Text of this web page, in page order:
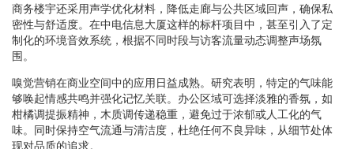
商务楼宇还采用声学优化材料，降低走廊与公共区域回声，确保私
密性与舒适度。在中电信息大厦这样的标杆项目中，甚至引入了定
制化的环境音效系统，根据不同时段与访客流量动态调整声场氛
围。
嗅觉营销在商业空间中的应用日益成熟。研究表明，特定的气味能
够唤起情感共鸣并强化记忆关联。办公区域可选择淡雅的香氛，如
柑橘调提振精神，木质调传递稳重，避免过于浓郁或人工化的气
味。同时保持空气流通与清洁度，杜绝任何不良异味，从细节处体
现对品质的追求。